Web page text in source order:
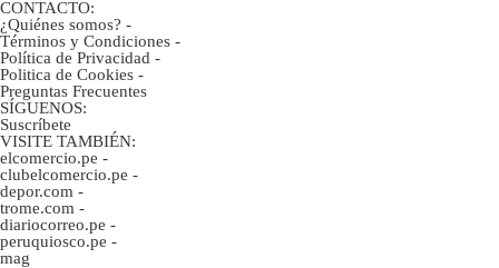
CONTACTO:
¿Quiénes somos? -
Términos y Condiciones -
Política de Privacidad -
Politica de Cookies -
Preguntas Frecuentes
SÍGUENOS:
Suscríbete
VISITE TAMBIÉN:
elcomercio.pe -
clubelcomercio.pe -
depor.com -
trome.com -
diariocorreo.pe -
peruquiosco.pe -
mag